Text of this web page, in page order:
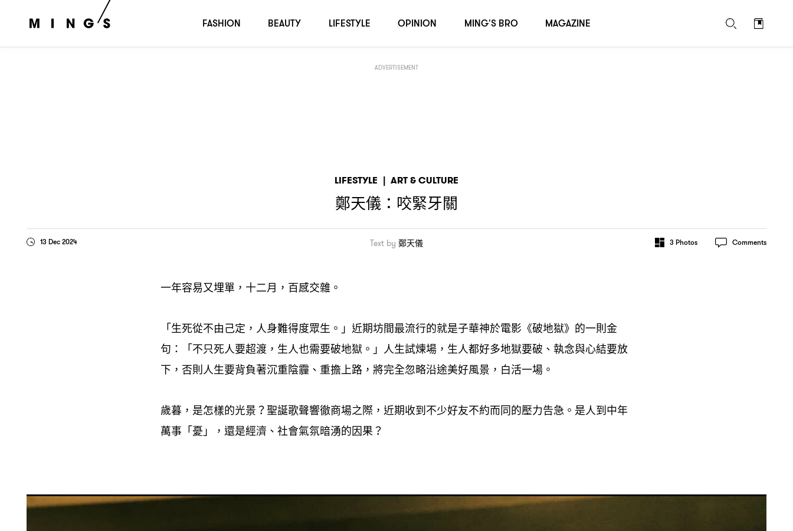
ADVERTISEMENT
LIFESTYLE | ART & CULTURE
鄭天儀 ： 咬緊牙關
13 Dec 2024 Text by 鄭天儀 3Photos Comments
一年容易又埋單 ， 十二月 ， 百感交雜。
「生死從不由己定 ， 人身難得度眾生。」近期坊間最流行的就是子華神於電影《破地獄》的一則金
句 ： 「不只死人要超渡 ， 生人也需要破地獄。」人生試煉場 ， 生人都好多地獄要破、執念與心結要放
下 ， 否則人生要背負著沉重陰霾、重擔上路 ， 將完全忽略沿途美好風景 ， 白活一場。
歲暮 ， 是怎樣的光景？聖誕歌聲響徹商場之際 ， 近期收到不少好友不約而同的壓力告急。是人到中年
萬事「憂」
， 還是經濟、社會氣氛暗湧的因果？
FASHION BEAUTY LIFESTYLE OPINION MING'S BRO MAGAZINE
鄭天儀 ：咬緊牙關